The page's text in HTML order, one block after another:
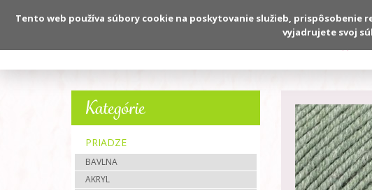
O nás
Kategórie
PRIADZE
BAVLNA
AKRYL
Tento web používa súbory cookie na poskytovanie služieb,
vyjadrujete svoj